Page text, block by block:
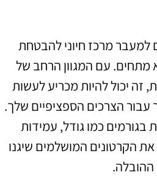
למעבר מרכז חיוני להבטחת
מתחים. עם המגוון הרחב של
זה יכול להיות מכריע לעשות
הצרכים הספציפיים שלך.
כמו גודל, עמידות
הקרטונים המושלמים שיגנו